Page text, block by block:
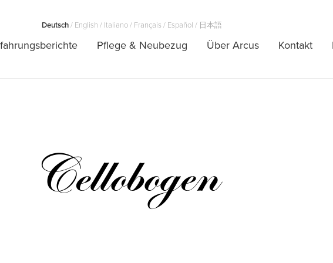
Pflege & Neubezug Über Arcus Kontakt
Deutsch/ English / Italiano/ Français / Español / 日本語
Cellobogen